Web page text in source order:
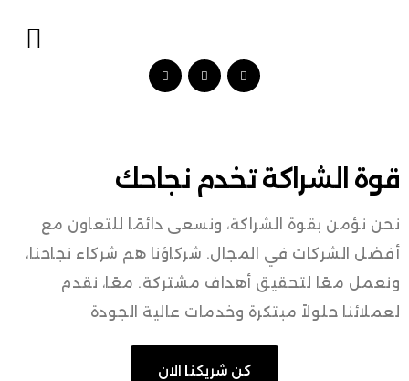
قوة الشراكة تخدم نجاحك
نحن نؤمن بقوة الشراكة، ونسعى دائمًا للتعاون مع
أفضل الشركات في المجال. شركاؤنا هم شركاء نجاحنا،
ونعمل معًا لتحقيق أهداف مشتركة. معًا، نقدم
لعملائنا حلولاً مبتكرة وخدمات عالية الجودة
كن شريكنا الان